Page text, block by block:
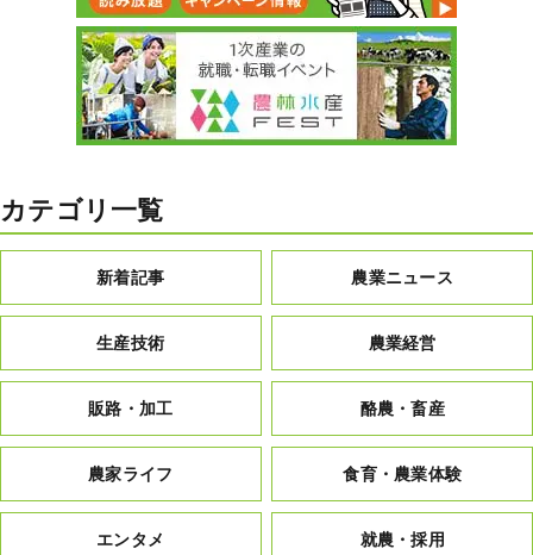
カテゴリ一覧
新着記事 農業ニュース
生産技術 農業経営
販路・加工 酪農・畜産
農家ライフ 食育・農業体験
エンタメ 就農・採用